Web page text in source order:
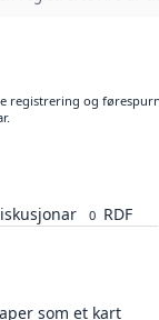
registrering og
0 RDF
som et kart